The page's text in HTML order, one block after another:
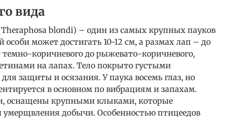
вида
blondi) – один из самых крупных пауков
особи может достигать 10-12 см, а размах лап – до
темно-коричневого до рыжевато-коричневого,
на лапах. Тело покрыто густыми
защиты и осязания. У паука восемь глаз, но
в основном по вибрациям и запахам.
оснащены крупными клыками, которые
умерщвления добычи. Особенностью птицеедов